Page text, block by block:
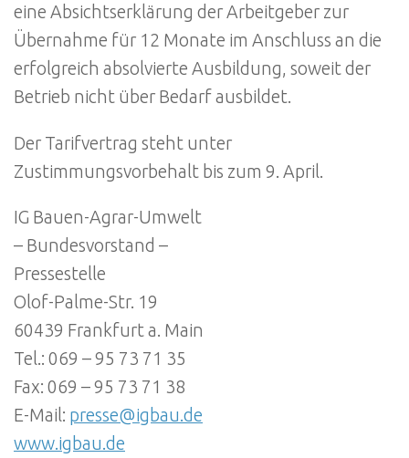
eine Absichtserklärung der Arbeitgeber zur
Übernahme für 12 Monate im Anschluss an die
erfolgreich absolvierte Ausbildung, soweit der
Betrieb nicht über Bedarf ausbildet.
Der Tarifvertrag steht unter
Zustimmungsvorbehalt bis zum 9. April.
IG Bauen-Agrar-Umwelt
– Bundesvorstand –
Pressestelle
Olof-Palme-Str. 19
60439 Frankfurt a. Main
Tel.: 069 – 95 73 71 35
Fax: 069 – 95 73 71 38
E-Mail: presse@igbau.de
www.igbau.de